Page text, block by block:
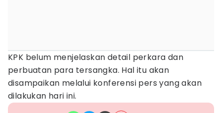
KPK belum menjelaskan detail perkara dan
perbuatan para tersangka. Hal itu akan
disampaikan melalui konferensi pers yang akan
dilakukan hari ini.